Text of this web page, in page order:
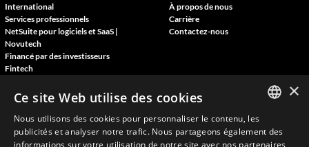
International
Services professionnels
NetSuite pour logiciels et SaaS |
Novutech
Financé par des investisseurs
Fintech
À propos de nous
Carrière
Contactez-nous
Ressources
Blog
Témoignages clients
ENGLISH
×
Ce site Web utilise des cookies
Nous utilisons des cookies pour personnaliser le contenu, les
publicités et analyser notre trafic. Nous partageons également des
informations sur votre utilisation de notre site avec nos partenaires